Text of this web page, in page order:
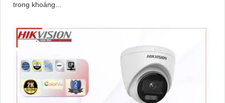
trong khoảng...